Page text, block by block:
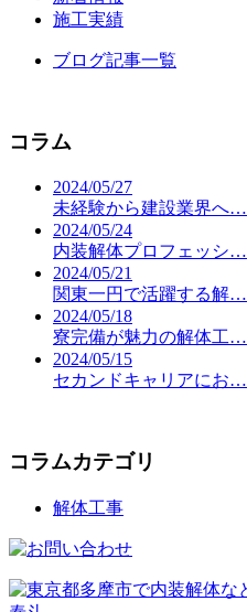
施工実績
ブログ記事一覧
コラム
2024/05/27
未経験から建設業界へ…
2024/05/24
内装解体プロフェッシ…
2024/05/21
関東一円で活躍する解…
2024/05/18
寮完備が魅力の解体工…
2024/05/15
セカンドキャリアにお…
コラムカテゴリ
解体工事